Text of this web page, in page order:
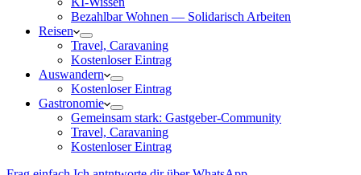
Bezahlbar Wohnen — Solida­risch Arbeiten
Reisen
Travel, Caravaning
Kosten­loser Eintrag
Auswandern
Kosten­loser Eintrag
Gastro­nomie
Gemeinsam stark: Gastgeber-Community
Travel, Caravaning
Kosten­loser Eintrag